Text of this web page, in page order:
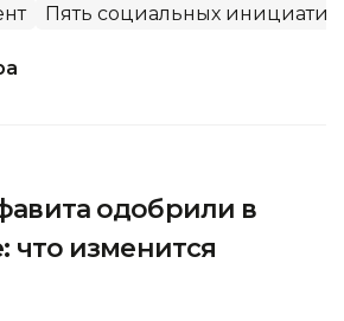
Пять социальных инициатив
одобрили в
что изменится